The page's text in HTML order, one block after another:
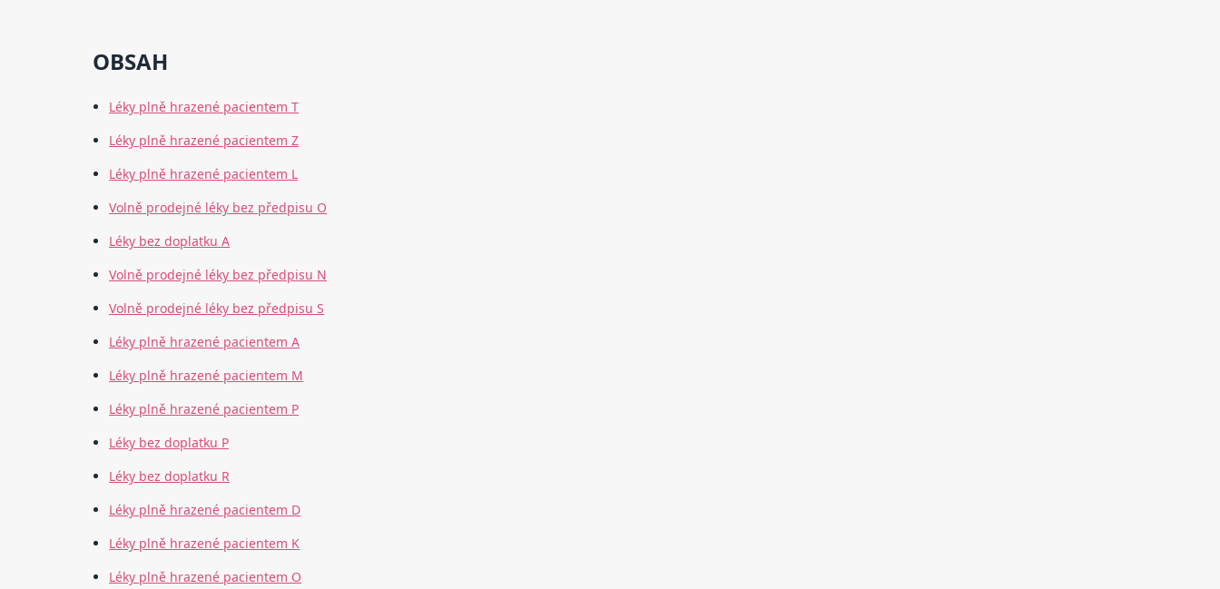
OBSAH
Léky plně hrazené pacientem T
Léky plně hrazené pacientem Z
Léky plně hrazené pacientem L
Volně prodejné léky bez předpisu O
Léky bez doplatku A
Volně prodejné léky bez předpisu N
Volně prodejné léky bez předpisu S
Léky plně hrazené pacientem A
Léky plně hrazené pacientem M
Léky plně hrazené pacientem P
Léky bez doplatku P
Léky bez doplatku R
Léky plně hrazené pacientem D
Léky plně hrazené pacientem K
Léky plně hrazené pacientem O